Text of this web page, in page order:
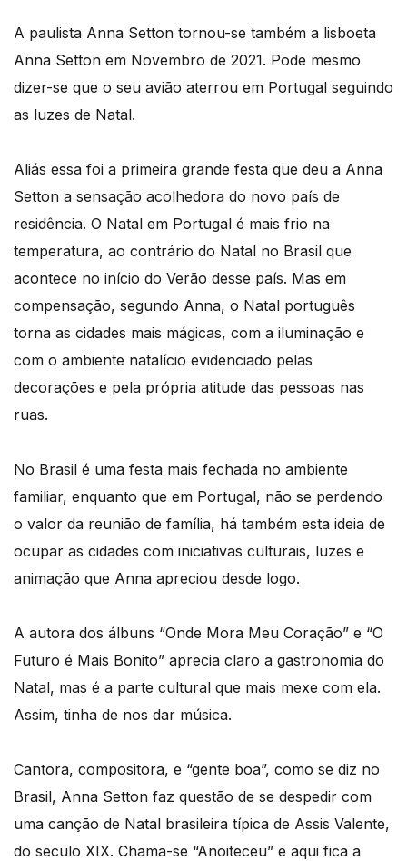
A paulista Anna Setton tornou-se também a lisboeta
Anna Setton em Novembro de 2021. Pode mesmo
dizer-se que o seu avião aterrou em Portugal seguindo
as luzes de Natal.
Aliás essa foi a primeira grande festa que deu a Anna
Setton a sensação acolhedora do novo país de
residência. O Natal em Portugal é mais frio na
temperatura, ao contrário do Natal no Brasil que
acontece no início do Verão desse país. Mas em
compensação, segundo Anna, o Natal português
torna as cidades mais mágicas, com a iluminação e
com o ambiente natalício evidenciado pelas
decorações e pela própria atitude das pessoas nas
ruas.
No Brasil é uma festa mais fechada no ambiente
familiar, enquanto que em Portugal, não se perdendo
o valor da reunião de família, há também esta ideia de
ocupar as cidades com iniciativas culturais, luzes e
animação que Anna apreciou desde logo.
A autora dos álbuns “Onde Mora Meu Coração” e “O
Futuro é Mais Bonito” aprecia claro a gastronomia do
Natal, mas é a parte cultural que mais mexe com ela.
Assim, tinha de nos dar música.
Cantora, compositora, e “gente boa”, como se diz no
Brasil, Anna Setton faz questão de se despedir com
uma canção de Natal brasileira típica de Assis Valente,
do seculo XIX. Chama-se “Anoiteceu” e aqui fica a